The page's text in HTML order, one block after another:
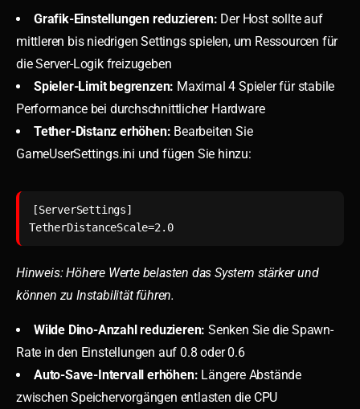
Grafik-Einstellungen reduzieren: Der Host sollte auf
mittleren bis niedrigen Settings spielen, um Ressourcen für
die Server-Logik freizugeben
Spieler-Limit begrenzen: Maximal 4 Spieler für stabile
Performance bei durchschnittlicher Hardware
Tether-Distanz erhöhen: Bearbeiten Sie
GameUserSettings.ini und fügen Sie hinzu:
[ServerSettings]
TetherDistanceScale=2.0
Hinweis: Höhere Werte belasten das System stärker und
können zu Instabilität führen.
Wilde Dino-Anzahl reduzieren: Senken Sie die Spawn-
Rate in den Einstellungen auf 0.8 oder 0.6
Auto-Save-Intervall erhöhen: Längere Abstände
zwischen Speichervorgängen entlasten die CPU